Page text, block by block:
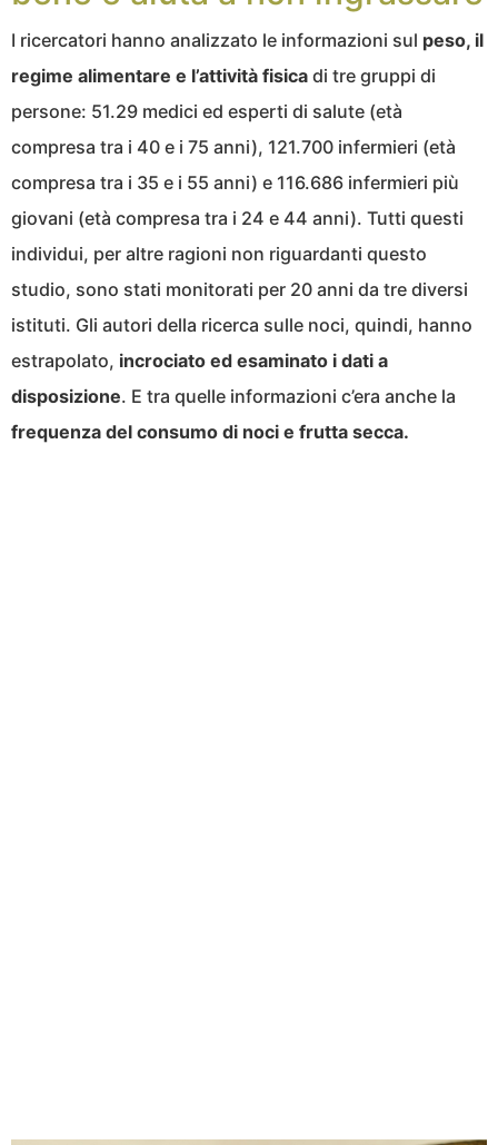
I ricercatori hanno analizzato le informazioni sul peso, il
regime alimentare e l’attività fisica di tre gruppi di
persone: 51.29 medici ed esperti di salute (età
compresa tra i 40 e i 75 anni), 121.700 infermieri (età
compresa tra i 35 e i 55 anni) e 116.686 infermieri più
giovani (età compresa tra i 24 e 44 anni). Tutti questi
individui, per altre ragioni non riguardanti questo
studio, sono stati monitorati per 20 anni da tre diversi
istituti. Gli autori della ricerca sulle noci, quindi, hanno
estrapolato, incrociato ed esaminato i dati a
disposizione. E tra quelle informazioni c’era anche la
frequenza del consumo di noci e frutta secca.